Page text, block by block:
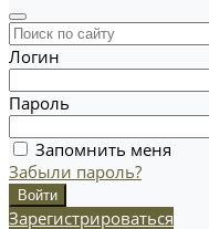
Логин
Пароль
Запомнить меня
Забыли пароль?
Зарегистрироваться